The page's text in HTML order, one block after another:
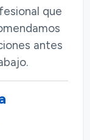
que
antes